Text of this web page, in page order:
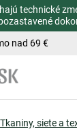
technické
nad 69 €
Tkaniny, siete a